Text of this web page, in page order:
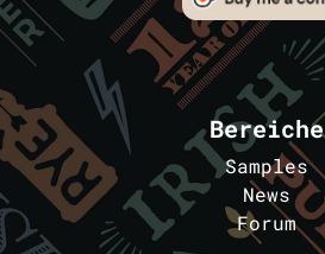
Bereiche
Samples
News
Forum